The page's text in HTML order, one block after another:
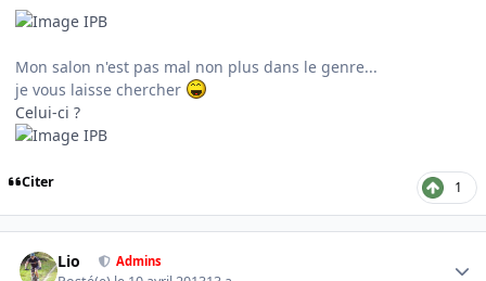
Mon salon n'est pas mal non plus dans le genre...
je vous laisse chercher
Celui-ci ?
Citer 1
Lio Admins